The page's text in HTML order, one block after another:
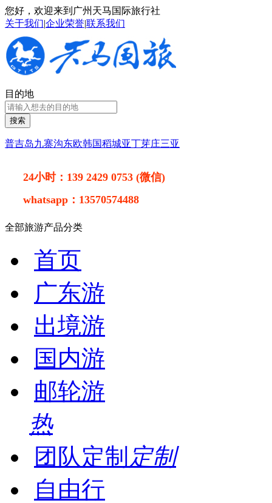
您好，欢迎来到广州天马国际旅行社
关于我们|企业荣誉|联系我们
目的地
搜索
普吉岛九寨沟东欧韩国稻城亚丁芽庄三亚
24小时： 139 2429 0753 (微信)
whatsapp： 13570574488
全部旅游产品分类
首页
广东游
出境游
国内游
邮轮游
热
团队定制 定制
自由行